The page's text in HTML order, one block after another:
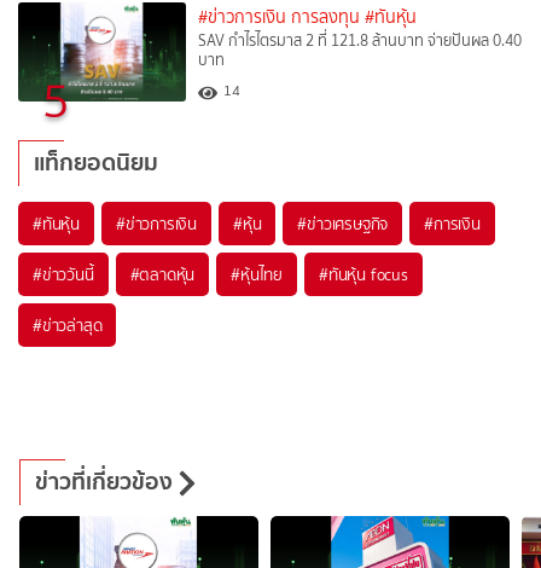
5
#ข่าวการเงิน การลงทุน #ทันหุ้น
SAV กำไรไตรมาส 2 ที่ 121.8 ล้านบาท จ่ายปันผล 0.40
บาท
14
แท็กยอดนิยม
#ทันหุ้น #ข่าวการเงิน #หุ้น #ข่าวเศรษฐกิจ #การเงิน
#ข่าววันนี้ #ตลาดหุ้น #หุ้นไทย #ทันหุ้น focus
#ข่าวล่าสุด
ข่าวที่เกี่ยวข้อง